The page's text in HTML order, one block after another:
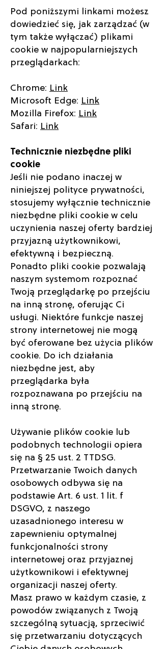
Pod poniższymi linkami możesz
dowiedzieć się, jak zarządzać (w
tym także wyłączać) plikami
cookie w najpopularniejszych
przeglądarkach:
Chrome: Link
Microsoft Edge: Link
Mozilla Firefox: Link
Safari: Link
Technicznie niezbędne pliki
cookie
Jeśli nie podano inaczej w
niniejszej polityce prywatności,
stosujemy wyłącznie technicznie
niezbędne pliki cookie w celu
uczynienia naszej oferty bardziej
przyjazną użytkownikowi,
efektywną i bezpieczną.
Ponadto pliki cookie pozwalają
naszym systemom rozpoznać
Twoją przeglądarkę po przejściu
na inną stronę, oferując Ci
usługi. Niektóre funkcje naszej
strony internetowej nie mogą
być oferowane bez użycia plików
cookie. Do ich działania
niezbędne jest, aby
przeglądarka była
rozpoznawana po przejściu na
inną stronę.
Używanie plików cookie lub
podobnych technologii opiera
się na § 25 ust. 2 TTDSG.
Przetwarzanie Twoich danych
osobowych odbywa się na
podstawie Art. 6 ust. 1 lit. f
DSGVO, z naszego
uzasadnionego interesu w
zapewnieniu optymalnej
funkcjonalności strony
internetowej oraz przyjaznej
użytkownikowi i efektywnej
organizacji naszej oferty.
Masz prawo w każdym czasie, z
powodów związanych z Twoją
szczególną sytuacją, sprzeciwić
się przetwarzaniu dotyczących